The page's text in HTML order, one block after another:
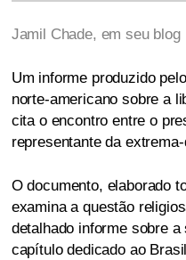
Jamil Chade, em seu blog
Um informe produzido
norte-americano sobre a
cita o encontro entre o
representante da
O documento, elaborado
examina a questão
detalhado informe sobre
capítulo dedicado ao